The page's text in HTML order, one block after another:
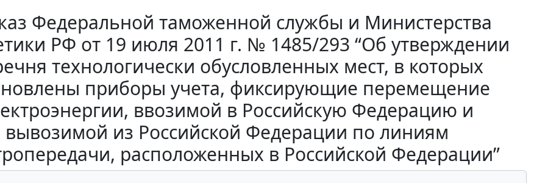
Федеральной таможенной службы и Министерства
РФ от 19 июля 2011 г. № 1485/293 “Об утверждении
технологически обусловленных мест, в которых
приборы учета, фиксирующие перемещение
ввозимой в Российскую Федерацию и
вывозимой из Российской Федерации по линиям
расположенных в Российской Федерации”